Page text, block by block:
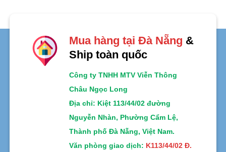
Mua hàng tại Đà Nẵng &
Ship toàn quốc
Công ty TNHH MTV Viễn Thông
Châu Ngọc Long
Địa chỉ: Kiệt 113/44/02 đường
Nguyễn Nhàn, Phường Cẩm Lệ,
Thành phố Đà Nẵng, Việt Nam.
Văn phòng giao dịch: K113/44/02 Đ.